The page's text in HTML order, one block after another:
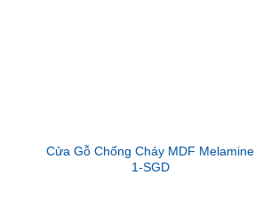
Cửa Gỗ Chống Cháy MDF Melamine
1-SGD